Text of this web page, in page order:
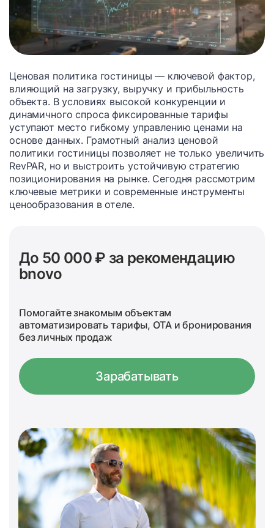
Ценовая политика гостиницы — ключевой фактор,
влияющий на загрузку, выручку и прибыльность
объекта. В условиях высокой конкуренции и
динамичного спроса фиксированные тарифы
уступают место гибкому управлению ценами на
основе данных. Грамотный анализ ценовой
политики гостиницы позволяет не только увеличить
RevPAR, но и выстроить устойчивую стратегию
позиционирования на рынке. Сегодня рассмотрим
ключевые метрики и современные инструменты
ценообразования в отеле.
До 50 000 ₽ за рекомендацию
bnovo
Помогайте знакомым объектам
автоматизировать тарифы, OTA и бронирования
без личных продаж
Зарабатывать